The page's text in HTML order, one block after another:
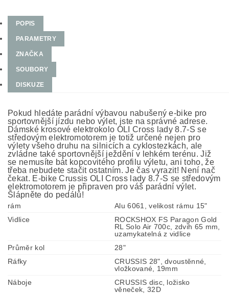
POPIS
PARAMETRY
ZNAČKA
SOUBORY
DISKUZE
Pokud hledáte parádní výbavou nabušený e-bike pro
sportovnější jízdu nebo výlet, jste na správné adrese.
Dámské krosové elektrokolo OLI Cross lady 8.7-S se
středovým elektromotorem je totiž určené nejen pro
výlety všeho druhu na silnicích a cyklostezkách, ale
zvládne také sportovnější ježdění v lehkém terénu. Již
se nemusíte bát kopcovitého profilu výletu, ani toho, že
třeba nebudete stačit ostatním. Je čas vyrazit! Není nač
čekat. E-bike Crussis OLI Cross lady 8.7-S se středovým
elektromotorem je připraven pro váš parádní výlet.
Šlápněte do pedálů!
rám
Alu 6061, velikost rámu 15"
Vidlice
ROCKSHOX FS Paragon Gold
RL Solo Air 700c, zdvih 65 mm,
uzamykatelná z vidlice
Průměr kol
28"
Ráfky
CRUSSIS 28", dvoustěnné,
vložkované, 19mm
Náboje
CRUSSIS disc, ložisko
věneček, 32D